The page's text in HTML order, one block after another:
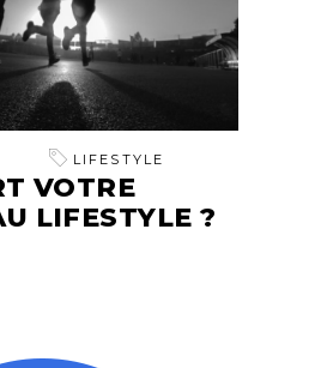
LIFESTYLE
VOTRE
LIFESTYLE ?